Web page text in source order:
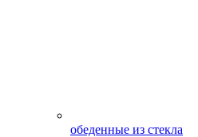
обеденные из стекла